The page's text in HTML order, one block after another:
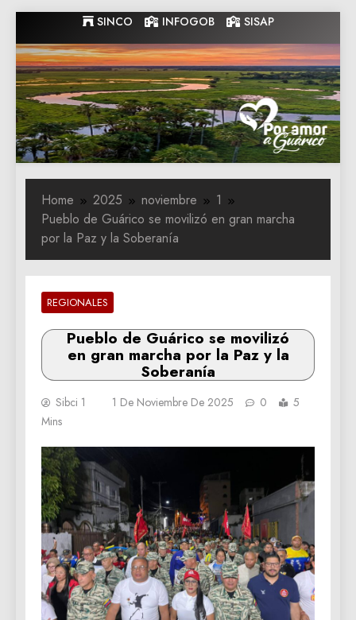
to
content
SINCO INFOGOB SISAP
Gobernacion
de Guarico
Gobernacion de Guarico
Home 2025 noviembre
1
Pueblo de Guárico se movilizó en gran marcha
por la Paz y la Soberanía
REGIONALES
Pueblo de Guárico se movilizó
en gran marcha por la Paz y la
Soberanía
Sibci 1 1 De Noviembre De 2025 0
5
Mins